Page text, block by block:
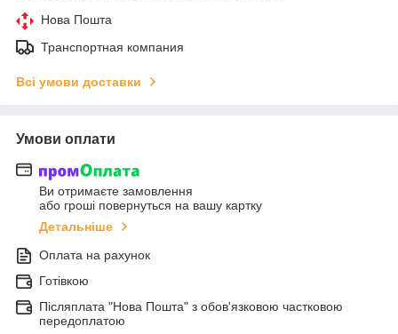
Нова Пошта
Транспортная компания
Всі умови доставки
Умови оплати
Ви отримаєте замовлення
або гроші повернуться на вашу картку
Детальніше
Оплата на рахунок
Готівкою
Післяплата "Нова Пошта" з обов'язковою частковою
передоплатою